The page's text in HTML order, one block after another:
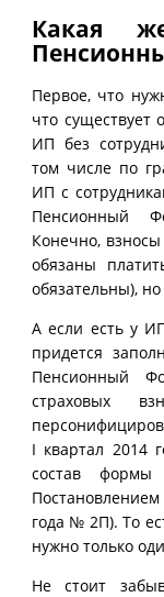
Какая
Первое, что
что существует
ИП без
том числе по
ИП с
Пенсионный
Конечно,
обязаны
обязательны),
А если есть у
придется
Пенсионный
страховых
I квартал 2014
состав
года № 2П). То
нужно только
Не стоит